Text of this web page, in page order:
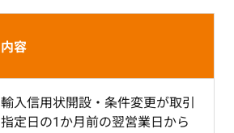
内容
輸入信用状開設・条件変更が取引
指定日の1か月前の翌営業日から